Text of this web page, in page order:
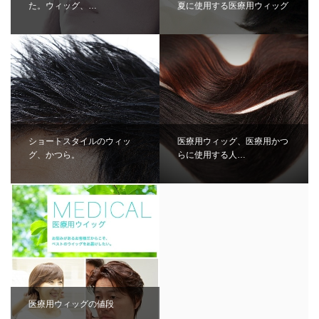
た。ウィッグ、…
夏に使用する医療用ウィッグ
ショートスタイルのウィッ
グ、かつら。
医療用ウィッグ、医療用かつ
らに使用する人…
医療用ウィッグの値段